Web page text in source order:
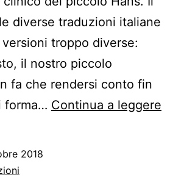
diverse traduzioni italiane
troppo diverse:
il nostro piccolo
fa che rendersi conto fin
forma… Continua a leggere
2018